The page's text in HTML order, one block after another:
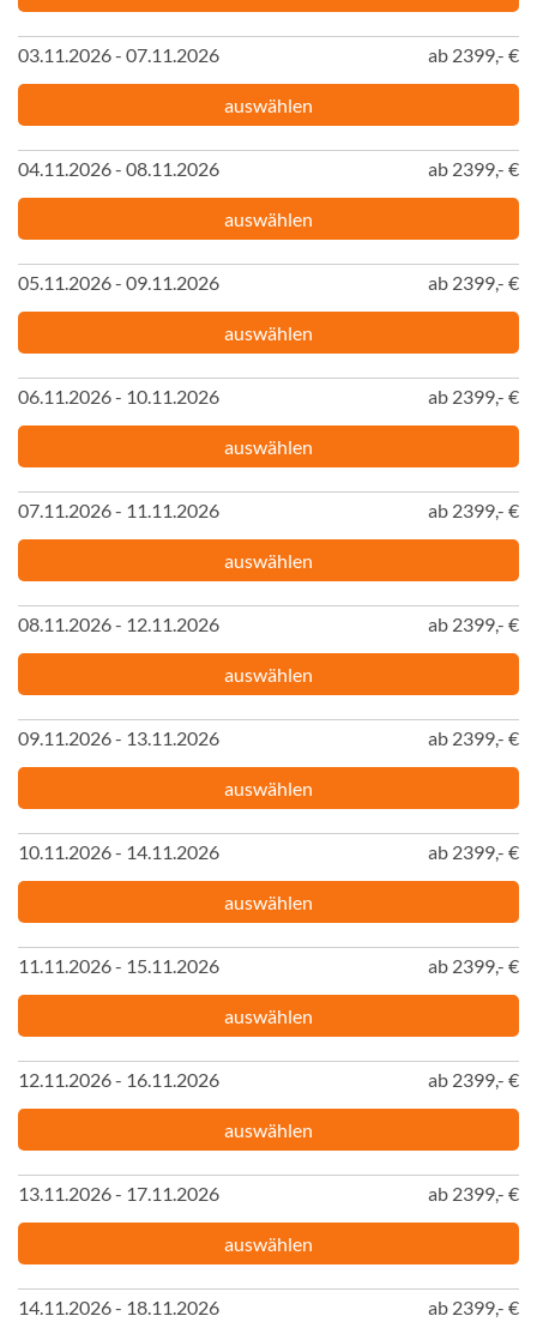
03.11.2026 - 07.11.2026 ab 2399,- €
auswählen
04.11.2026 - 08.11.2026 ab 2399,- €
auswählen
05.11.2026 - 09.11.2026 ab 2399,- €
auswählen
06.11.2026 - 10.11.2026 ab 2399,- €
auswählen
07.11.2026 - 11.11.2026 ab 2399,- €
auswählen
08.11.2026 - 12.11.2026 ab 2399,- €
auswählen
09.11.2026 - 13.11.2026 ab 2399,- €
auswählen
10.11.2026 - 14.11.2026 ab 2399,- €
auswählen
11.11.2026 - 15.11.2026 ab 2399,- €
auswählen
12.11.2026 - 16.11.2026 ab 2399,- €
auswählen
13.11.2026 - 17.11.2026 ab 2399,- €
auswählen
14.11.2026 - 18.11.2026 ab 2399,- €